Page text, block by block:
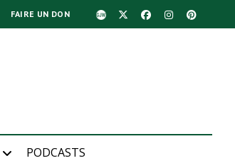
FAIRE UN DON
PODCASTS